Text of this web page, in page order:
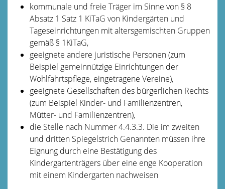
kommunale und freie Träger im Sinne von § 8
Absatz 1 Satz 1 KiTaG von Kindergärten und
Tageseinrichtungen mit altersgemischten Gruppen
gemäß § 1KiTaG,
geeignete andere juristische Personen (zum
Beispiel gemeinnützige Einrichtungen der
Wohlfahrtspflege, eingetragene Vereine),
geeignete Gesellschaften des bürgerlichen Rechts
(zum Beispiel Kinder- und Familienzentren,
Mütter- und Familienzentren),
die Stelle nach Nummer 4.4.3.3. Die im zweiten
und dritten Spiegelstrich Genannten müssen ihre
Eignung durch eine Bestätigung des
Kindergartenträgers über eine enge Kooperation
mit einem Kindergarten nachweisen